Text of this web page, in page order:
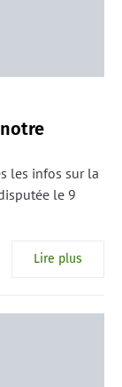
les infos sur la
le 9
Lire plus